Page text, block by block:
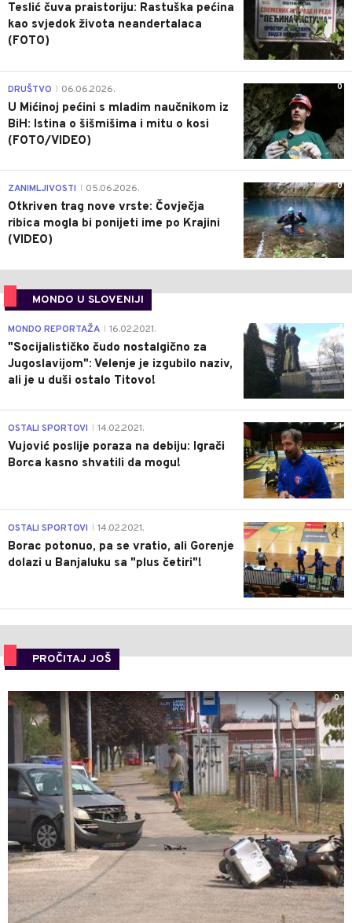
Teslić čuva praistoriju: Rastuška pećina
kao svjedok života neandertalaca
(FOTO)
0
DRUŠTVO 06.06.2026.
U Mićinoj pećini s mladim naučnikom iz
BiH: Istina o šišmišima i mitu o kosi
(FOTO/VIDEO)
0
ZANIMLJIVOSTI 05.06.2026.
Otkriven trag nove vrste: Čovječja
ribica mogla bi ponijeti ime po Krajini
(VIDEO)
MONDO U SLOVENIJI
4
MONDO REPORTAŽA 16.02.2021.
"Socijalističko čudo nostalgično za
Jugoslavijom": Velenje je izgubilo naziv,
ali je u duši ostalo Titovo!
1
OSTALI SPORTOVI 14.02.2021.
Vujović poslije poraza na debiju: Igrači
Borca kasno shvatili da mogu!
3
OSTALI SPORTOVI 14.02.2021.
Borac potonuo, pa se vratio, ali Gorenje
dolazi u Banjaluku sa "plus četiri"!
PROČITAJ JOŠ
0